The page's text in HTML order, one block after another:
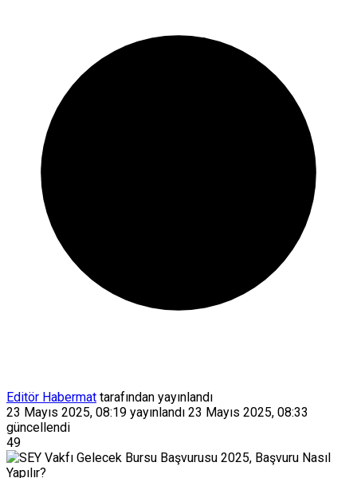
Editör Habermat tarafından yayınlandı
23 Mayıs 2025, 08:19 yayınlandı 23 Mayıs 2025, 08:33
güncellendi
49